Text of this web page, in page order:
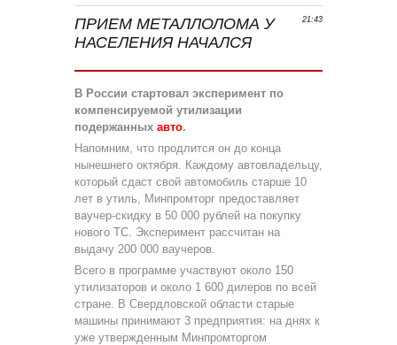
21:43
ПРИЕМ МЕТАЛЛОЛОМА У
НАСЕЛЕНИЯ НАЧАЛСЯ
В России стартовал эксперимент по
компенсируемой утилизации
подержанных авто.
Напомним, что продлится он до конца
нынешнего октября. Каждому автовладельцу,
который сдаст свой автомобиль старше 10
лет в утиль, Минпромторг предоставляет
ваучер-скидку в 50 000 рублей на покупку
нового ТС. Эксперимент рассчитан на
выдачу 200 000 ваучеров.
Всего в программе участвуют около 150
утилизаторов и около 1 600 дилеров по всей
стране. В Свердловской области старые
машины принимают 3 предприятия: на днях к
уже утвержденным Минпромторгом